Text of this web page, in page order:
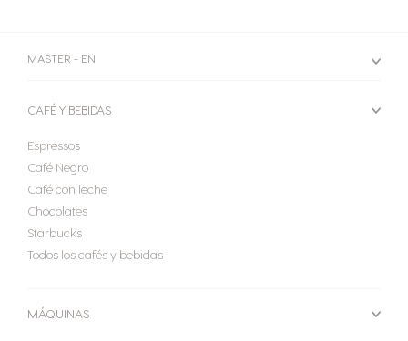
MASTER - EN
CAFÉ Y BEBIDAS
Espressos
Café Negro
Café con leche
Chocolates
Starbucks
Todos los cafés y bebidas
MÁQUINAS